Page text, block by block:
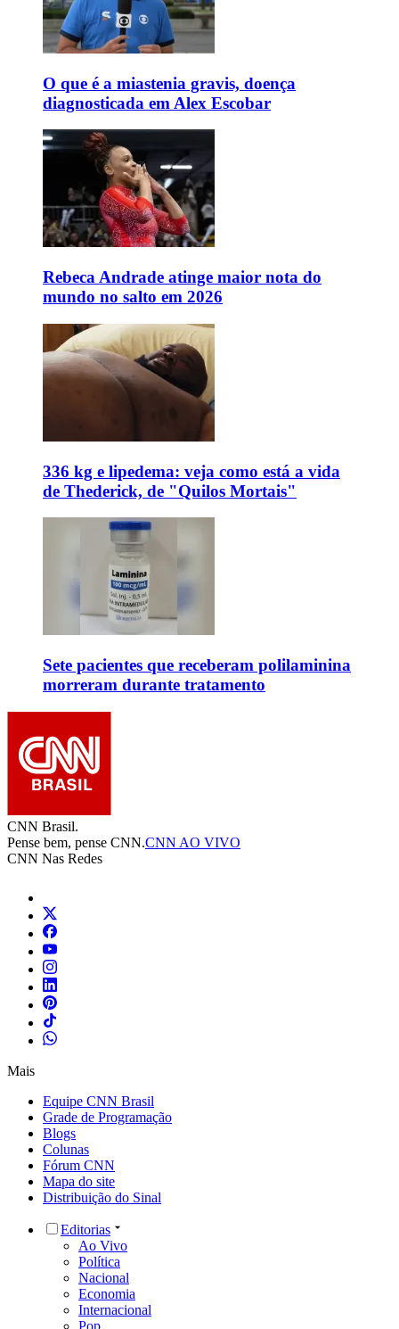
O que é a miastenia gravis, doença
diagnosticada em Alex Escobar
Rebeca Andrade atinge maior nota do
mundo no salto em 2026
336 kg e lipedema: veja como está a vida
de Thederick, de "Quilos Mortais"
Sete pacientes que receberam polilaminina
morreram durante tratamento
CNN Brasil.
Pense bem, pense CNN.CNN AO VIVO
CNN Nas Redes
Mais
Equipe CNN Brasil
Grade de Programação
Blogs
Colunas
Fórum CNN
Mapa do site
Distribuição do Sinal
Editorias
Ao Vivo
Política
Nacional
Economia
Internacional
Pop